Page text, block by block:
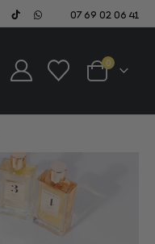
07 69 02 06 41
0